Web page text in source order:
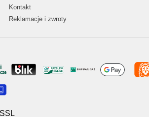
Kontakt
Reklamacje i zwroty